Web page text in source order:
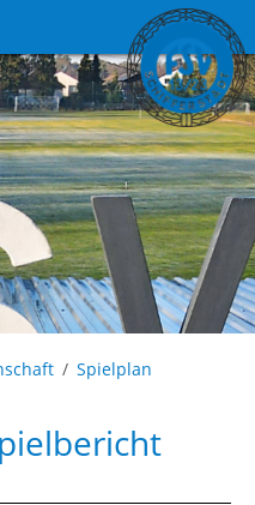
Spielplan